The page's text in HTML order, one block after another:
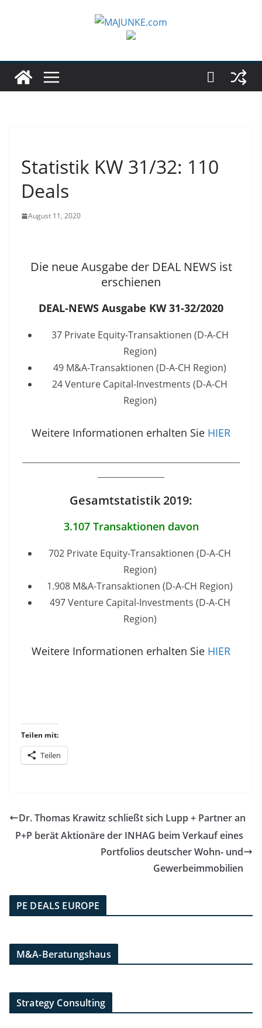
Statistik KW 31/32: 110
Deals
August 11, 2020
Die neue Ausgabe der DEAL NEWS ist
erschienen
DEAL-NEWS Ausgabe KW 31-32/2020
37 Private Equity-Transaktionen (D-A-CH
Region)
49 M&A-Transaktionen (D-A-CH Region)
24 Venture Capital-Investments (D-A-CH
Region)
Weitere Informationen erhalten Sie HIER
Gesamtstatistik 2019:
3.107 Transaktionen davon
702 Private Equity-Transaktionen (D-A-CH
Region)
1.908 M&A-Transaktionen (D-A-CH Region)
497 Venture Capital-Investments (D-A-CH
Region)
Weitere Informationen erhalten Sie HIER
Teilen mit:
Teilen
Dr. Thomas Krawitz schließt sich Lupp + Partner an
P+P berät Aktionäre der INHAG beim Verkauf eines
Portfolios deutscher Wohn- und
Gewerbeimmobilien
PE DEALS EUROPE
M&A-Beratungshaus
Strategy Consulting